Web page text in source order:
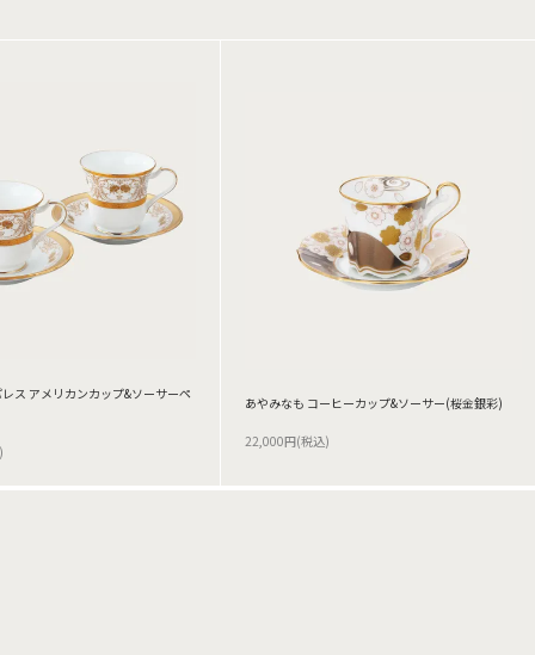
ス アメリカンカップ&ソーサーペ
あやみなも コーヒーカップ&ソーサー(桜金銀彩)
22,000円(税込)